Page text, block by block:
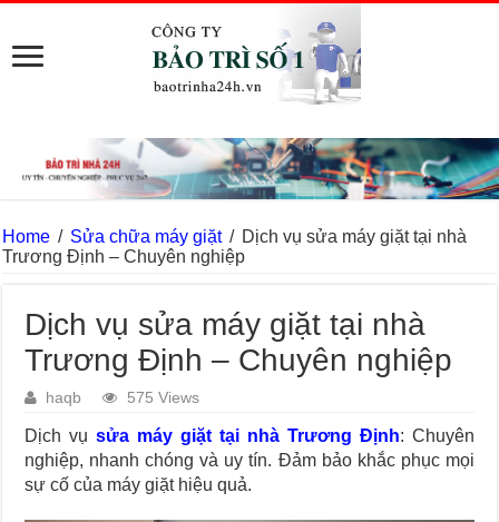
Home / Sửa chữa máy giặt / Dịch vụ sửa máy giặt tại nhà
Trương Định – Chuyên nghiệp
Dịch vụ sửa máy giặt tại nhà
Trương Định – Chuyên nghiệp
haqb 575 Views
Dịch vụsửa máy giặt tại nhà Trương Định: Chuyên
nghiệp, nhanh chóng và uy tín. Đảm bảo khắc phục mọi
sự cố của máy giặt hiệu quả.